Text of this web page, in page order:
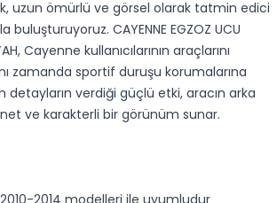
uzun ömürlü ve görsel olarak tatmin edici
buluşturuyoruz. CAYENNE EGZOZ UCU
Cayenne kullanıcılarının araçlarını
zamanda sportif duruşu korumalarına
detayların verdiği güçlü etki, aracın arka
ve karakterli bir görünüm sunar.
2014 modelleri ile uyumludur